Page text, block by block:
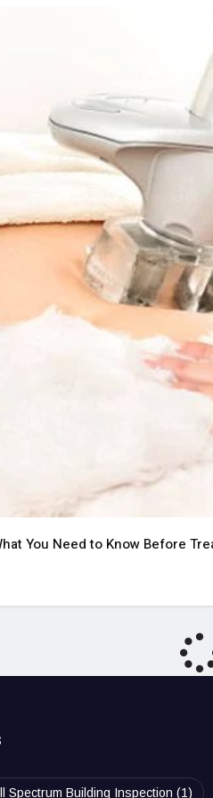
Solutions for
Coffee Machine Issues
27, 2023
(1)
online Romania
Full Spectrum Inspector(2)